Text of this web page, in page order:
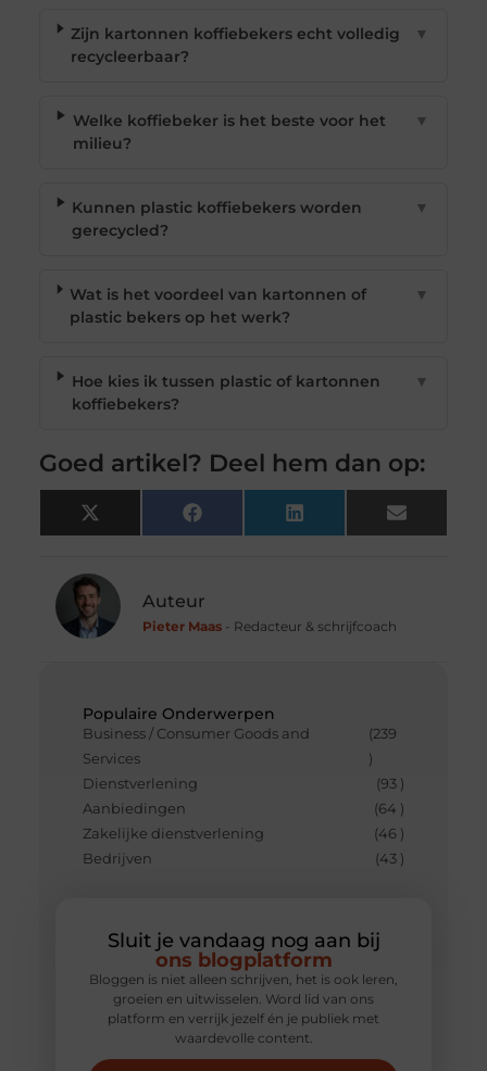
Populaire Onderwerpen
Business / Consumer Goods and
Services
(239
)
Dienstverlening
(93 )
Aanbiedingen
(64 )
Zakelijke dienstverlening
(46 )
Bedrijven
(43 )
Sluit je vandaag nog aan bij
ons blogplatform
Bloggen is niet alleen schrijven, het is ook leren,
groeien en uitwisselen. Word lid van ons
platform en verrijk jezelf én je publiek met
waardevolle content.
Zijn kartonnen koffiebekers echt volledig
recycleerbaar?
▼
Welke koffiebeker is het beste voor het
milieu?
▼
Kunnen plastic koffiebekers worden
gerecycled?
▼
Wat is het voordeel van kartonnen of
plastic bekers op het werk?
▼
Hoe kies ik tussen plastic of kartonnen
koffiebekers?
▼
Goed artikel? Deel hem dan op:
X
(Twitter)
Facebook LinkedIn Email
Auteur
Pieter Maas- Redacteur & schrijfcoach